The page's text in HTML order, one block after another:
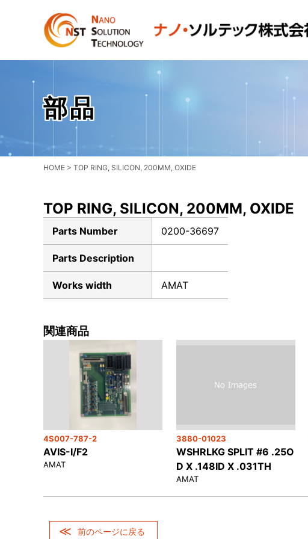
部品
HOME > TOP RING, SILICON, 200MM, OXIDE
TOP RING, SILICON, 200MM, OXIDE
Parts Number 0200-36697
Parts Description
Works width AMAT
関連商品
AVIS-I/F2
4S007-787-2
AMAT
WSHRLKG SPLIT #6 .25O
D X .148ID X .031TH
3880-01023
AMAT
前のページに戻る